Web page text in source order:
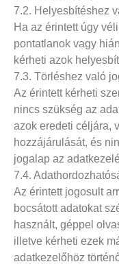
7.2. Helyesbítéshez
Ha az érintett úgy
pontatlanok vagy
kérheti azok
7.3. Törléshez való
Az érintett kérheti
nincs szükség az
azok eredeti céljára,
hozzájárulását, és
jogalap az
7.4.
Az érintett jogosult
bocsátott adatokat
használt, géppel
illetve kérheti ezek
adatkezelőhöz